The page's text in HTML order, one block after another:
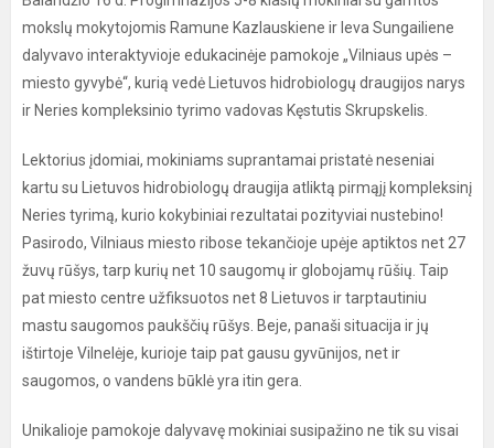
mokslų mokytojomis Ramune Kazlauskiene ir Ieva Sungailiene
dalyvavo interaktyvioje edukacinėje pamokoje „Vilniaus upės –
miesto gyvybė“, kurią vedė Lietuvos hidrobiologų draugijos narys
ir Neries kompleksinio tyrimo vadovas Kęstutis Skrupskelis.
Lektorius įdomiai, mokiniams suprantamai pristatė neseniai
kartu su Lietuvos hidrobiologų draugija atliktą pirmąjį kompleksinį
Neries tyrimą, kurio kokybiniai rezultatai pozityviai nustebino!
Pasirodo, Vilniaus miesto ribose tekančioje upėje aptiktos net 27
žuvų rūšys, tarp kurių net 10 saugomų ir globojamų rūšių. Taip
pat miesto centre užfiksuotos net 8 Lietuvos ir tarptautiniu
mastu saugomos paukščių rūšys. Beje, panaši situacija ir jų
ištirtoje Vilnelėje, kurioje taip pat gausu gyvūnijos, net ir
saugomos, o vandens būklė yra itin gera.
Unikalioje pamokoje dalyvavę mokiniai susipažino ne tik su visai